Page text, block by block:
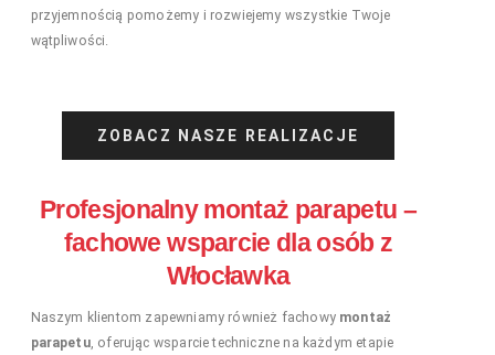
przyjemnością pomożemy i rozwiejemy wszystkie Twoje
wątpliwości.
ZOBACZ NASZE REALIZACJE
Profesjonalny montaż parapetu –
fachowe wsparcie dla osób z
Włocławka
Naszym klientom zapewniamy również fachowy montaż
parapetu, oferując wsparcie techniczne na każdym etapie